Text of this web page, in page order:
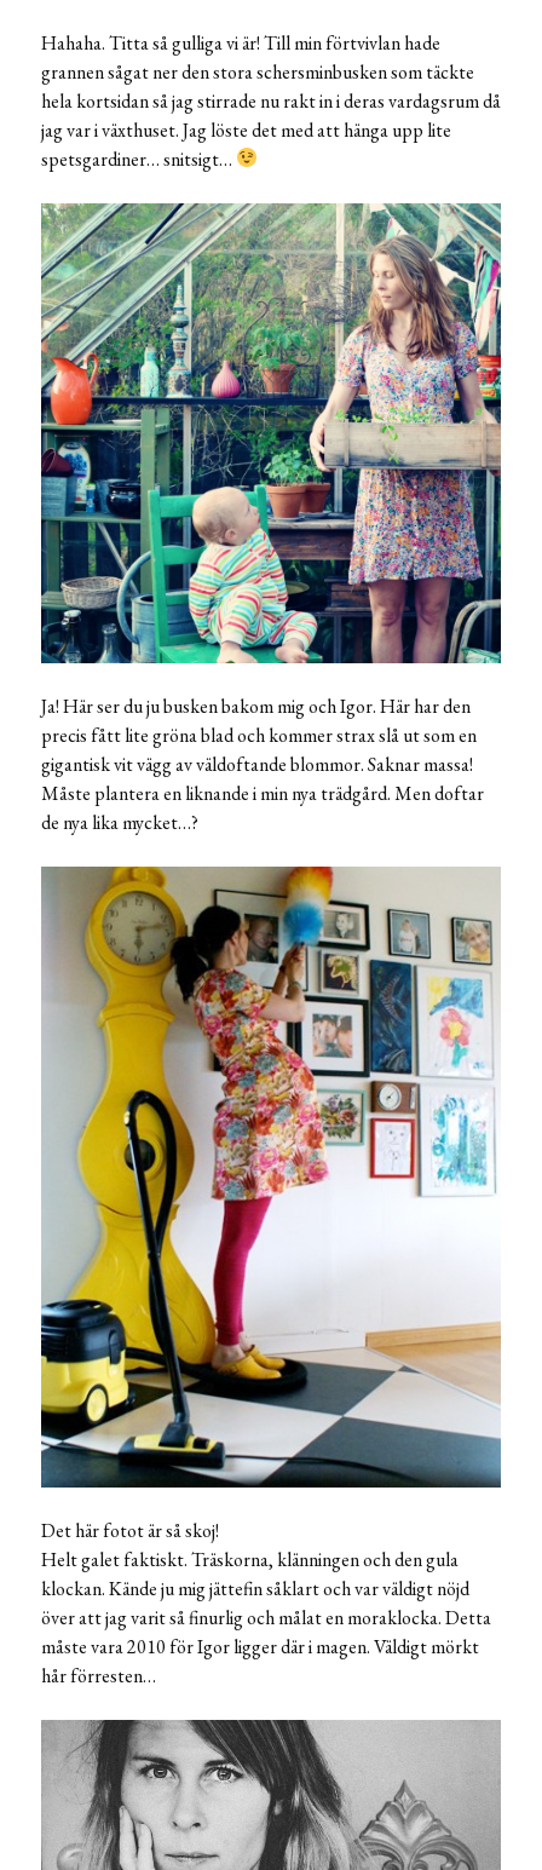
Hahaha. Titta så gulliga vi är! Till min förtvivlan hade
grannen sågat ner den stora schersminbusken som täckte
hela kortsidan så jag stirrade nu rakt in i deras vardagsrum då
jag var i växthuset. Jag löste det med att hänga upp lite
spetsgardiner… snitsigt…
Ja! Här ser du ju busken bakom mig och Igor. Här har den
precis fått lite gröna blad och kommer strax slå ut som en
gigantisk vit vägg av väldoftande blommor. Saknar massa!
Måste plantera en liknande i min nya trädgård. Men doftar
de nya lika mycket…?
Det här fotot är så skoj!
Helt galet faktiskt. Träskorna, klänningen och den gula
klockan. Kände ju mig jättefin såklart och var väldigt nöjd
över att jag varit så finurlig och målat en moraklocka. Detta
måste vara 2010 för Igor ligger där i magen. Väldigt mörkt
hår förresten…